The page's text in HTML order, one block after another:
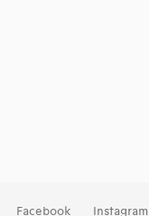
Facebook Instagram